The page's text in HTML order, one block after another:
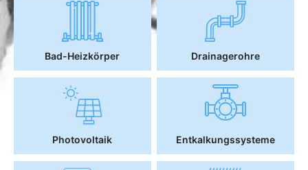
Bad-Heizkörper Drainagerohre
Photovoltaik Entkalkungssysteme